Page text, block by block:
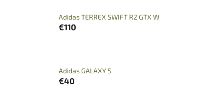
Adidas TERREX SWIFT R2 GTX W
€110
Adidas GALAXY 5
€40